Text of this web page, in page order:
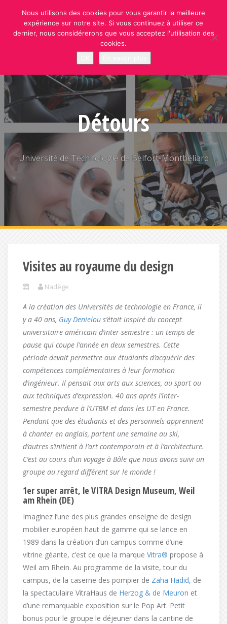
content
Détours
Université de Technologie de Belfort-Montbéliard
Visites au royaume du design
Nadège
A la création des Universités de technologie en France, il
y a 40 ans, Guy Denielou s’était inspiré du concept
universitaire américain d’inter-semestre : un temps de
pause qui coupe l’année en deux semestres. Cette
période devait permettre aux étudiants d’acquérir des
compétences complémentaires à leur formation
d’ingénieur. Il pensait aux arts aux sciences, au sport ou
aux techniques d’expression. 40 ans après l’inter-
semestre perdure à l’UTBM et dans les UT en France.
Pendant que des étudiants et des personnels apprennent
à chanter en anglais, partent une semaine au ski,
d’autres s’initient à l’art contemporain et à l’architecture.
C’est au cours d’un voyage à Bâle que nous avons suivi un
groupe au regard différent sur le monde !
1er super arrêt, le VITRA Design Museum, Weil
am Rhein (DE)
Imaginez l’une des plus grandes enseigne de design
mobilier européen haut de gamme qui se lance en
1989 dans la création d’un campus comme d’une
vitrine géante, c’est ce que la marque Vitra® propose à
Weil am Rhein. Au programme de la visite, tour du
campus, de la caserne des pompier de Zaha Hadid, de
la spectaculaire VitraHaus de Herzog & de Meuron et
d’une remarquable exposition sur le Pop Art. Petit
bonus pour le groupe le déjeuner dans la cantine de
Nous utilisons des cookies pour vous garantir la meilleure
expérience sur notre site. Si vous continuez à utiliser ce
dernier, nous considérerons que vous acceptez l'utilisation des
cookies.